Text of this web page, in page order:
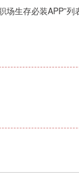
场生存必装APP”